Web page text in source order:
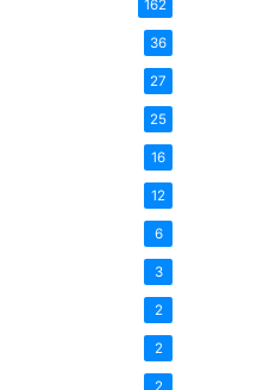
162
36
27
25
16
12
6
3
2
2
2